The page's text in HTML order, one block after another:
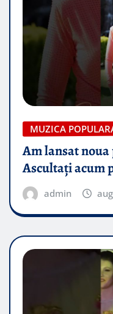
MUZICA
Am lansat noua
Ascultați acum
admin